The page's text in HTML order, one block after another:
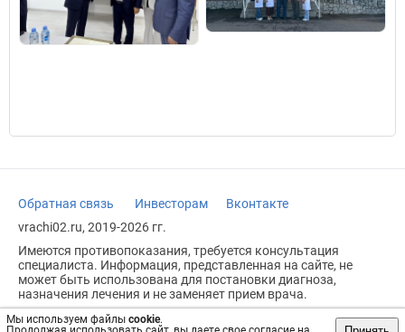
Мы используем файлы cookie.
Обратная связь Инвесторам
Вконтакте
vrachi02.ru, 2019-2026 гг.
Имеются противопоказания, требуется консультация
специалиста. Информация, представленная на сайте, не
может быть использована для постановки диагноза,
назначения лечения и не заменяет прием врача.
Возрастное ограничение: 18+